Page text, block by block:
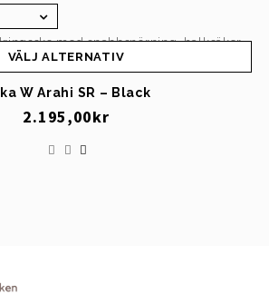
W Arahi SR – Black
2.195,00kr
VÄLJ ALTERNATIV